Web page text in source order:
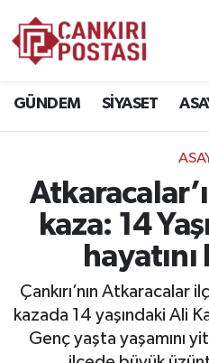
GÜNDEM SİYASET
kaza: 14
Çankırı’nın Atkaracalar
kazada 14 yaşındaki Ali
Genç yaşta yaşamını
EKONOMİ
SAĞLIK
SPOR
EĞİTİM
Trafik Durumu
Süper Lig Puan
Tüm Manşetler
Son Dakika Haberleri